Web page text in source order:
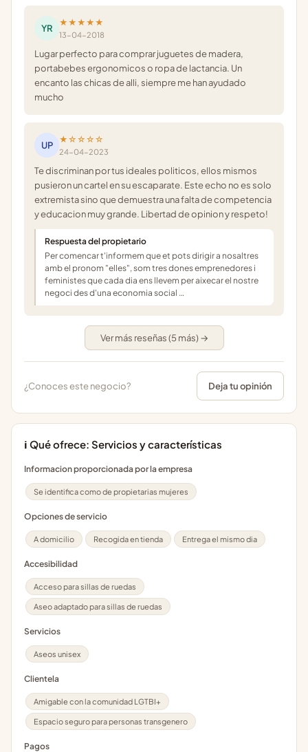
YR
★★★★★
13-04-2018
Lugar perfecto para comprar juguetes de madera,
portabebes ergonomicos o ropa de lactancia. Un
encanto las chicas de alli, siempre me han ayudado
mucho
UP
★☆☆☆☆
24-04-2023
Te discriminan por tus ideales politicos, ellos mismos
pusieron un cartel en su escaparate. Este echo no es solo
extremista sino que demuestra una falta de competencia
y educacion muy grande. Libertad de opinion y respeto!
Respuesta del propietario
Per comencar t'informem que et pots dirigir a nosaltres
amb el pronom "elles", som tres dones emprenedores i
feministes que cada dia ens llevem per aixecar el nostre
negoci des d'una economia social …
Ver más reseñas (5 más) →
¿Conoces este negocio? Deja tu opinión
ℹ️ Qué ofrece: Servicios y características
Informacion proporcionada por la empresa
Se identifica como de propietarias mujeres
Opciones de servicio
A domicilio Recogida en tienda Entrega el mismo dia
Accesibilidad
Acceso para sillas de ruedas
Aseo adaptado para sillas de ruedas
Servicios
Aseos unisex
Clientela
Amigable con la comunidad LGTBI+
Espacio seguro para personas transgenero
Pagos